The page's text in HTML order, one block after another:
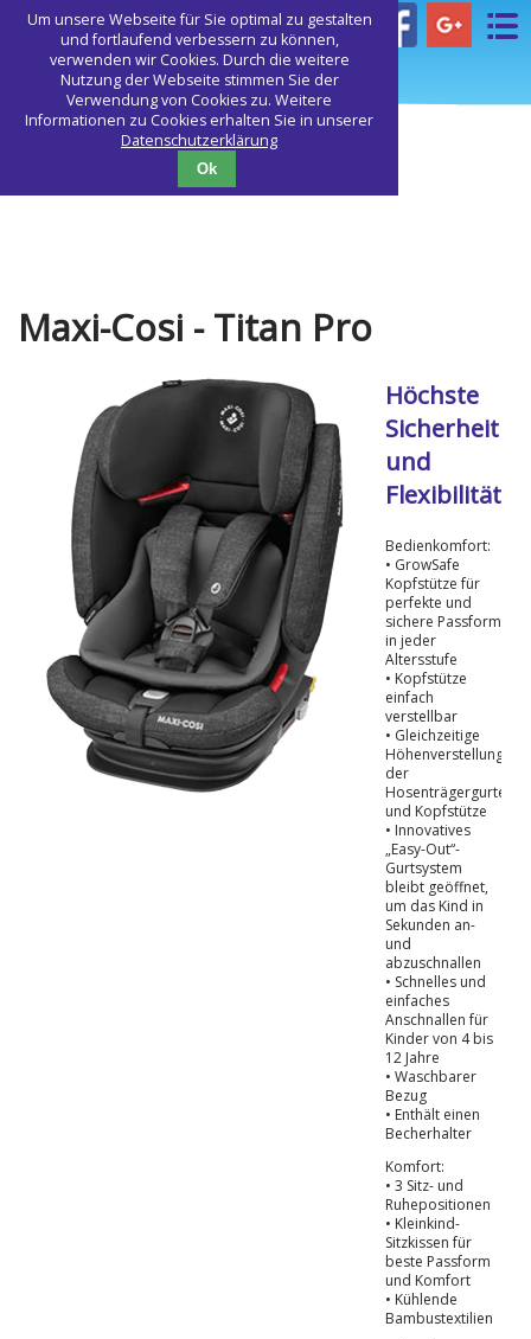
Um unsere Webseite für Sie optimal zu gestalten
und fortlaufend verbessern zu können,
verwenden wir Cookies. Durch die weitere
Nutzung der Webseite stimmen Sie der
Verwendung von Cookies zu. Weitere
Informationen zu Cookies erhalten Sie in unserer
Datenschutzerklärung
Ok
Navigation
überspringen
Home
Angebote
Maxi-Cosi - Titan Pro
Höchste
Sicherheit
und
Flexibilität
Bedienkomfort:
• GrowSafe
Kopfstütze für
perfekte und
sichere Passform
in jeder
Altersstufe
• Kopfstütze
einfach
verstellbar
• Gleichzeitige
Höhenverstellung
der
Hosenträgergurte
und Kopfstütze
• Innovatives
„Easy-Out“-
Gurtsystem
bleibt geöffnet,
um das Kind in
Sekunden an-
und
abzuschnallen
• Schnelles und
einfaches
Anschnallen für
Kinder von 4 bis
12 Jahre
• Waschbarer
Bezug
• Enthält einen
Becherhalter
Komfort:
• 3 Sitz- und
Ruhepositionen
• Kleinkind-
Sitzkissen für
beste Passform
und Komfort
• Kühlende
Bambustextilien